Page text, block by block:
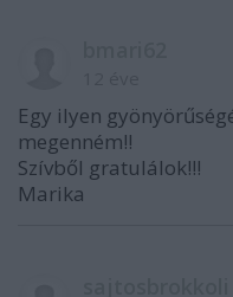
Egy ilyen
megenném!!
Szívből gratulálok!!!
Marika